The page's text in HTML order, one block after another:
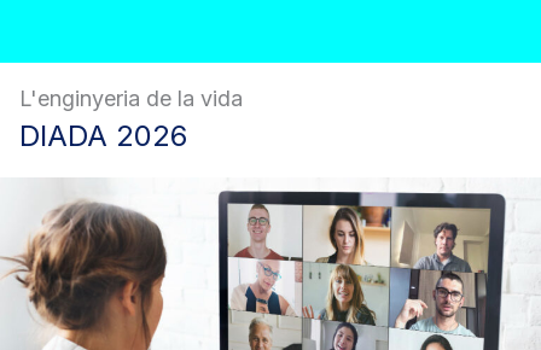
L'enginyeria de la vida
DIADA 2026